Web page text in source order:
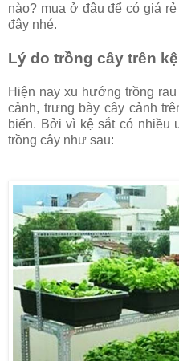
nào? mua ở đâu để có giá
đây nhé.
Lý do trồng cây trên
Hiện nay xu hướng trồng
cảnh, trưng bày cây cảnh
biến. Bởi vì kệ sắt có nhiều
trồng cây như sau: